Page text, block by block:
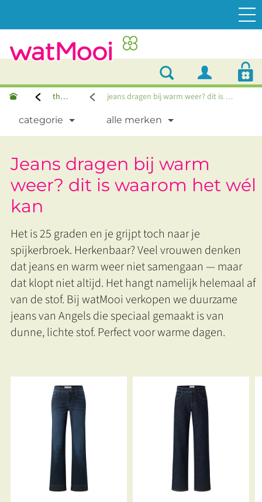
thema's jeans dragen bij warm weer? dit is waarom het wél kan
categorie alle merken
Jeans dragen bij warm
weer? dit is waarom het wél
kan
Het is 25 graden en je grijpt toch naar je
spijkerbroek. Herkenbaar? Veel vrouwen denken
dat jeans en warm weer niet samengaan — maar
dat klopt niet altijd. Het hangt namelijk helemaal af
van de stof. Bij watMooi verkopen we duurzame
jeans van Angels die speciaal gemaakt is van
dunne, lichte stof. Perfect voor warme dagen.